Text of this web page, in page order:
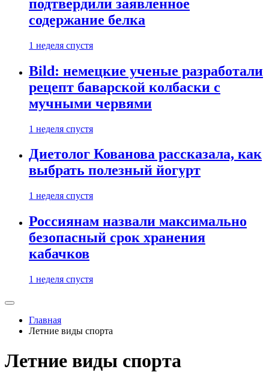
подтвердили заявленное
содержание белка
1 неделя спустя
Bild: немецкие ученые разработали
рецепт баварской колбаски с
мучными червями
1 неделя спустя
Диетолог Кованова рассказала, как
выбрать полезный йогурт
1 неделя спустя
Россиянам назвали максимально
безопасный срок хранения
кабачков
1 неделя спустя
Главная
Летние виды спорта
Летние виды спорта